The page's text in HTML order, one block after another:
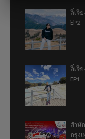
ลี่เจี
EP2
ลี่เจี
EP1
สำนั
กรุง